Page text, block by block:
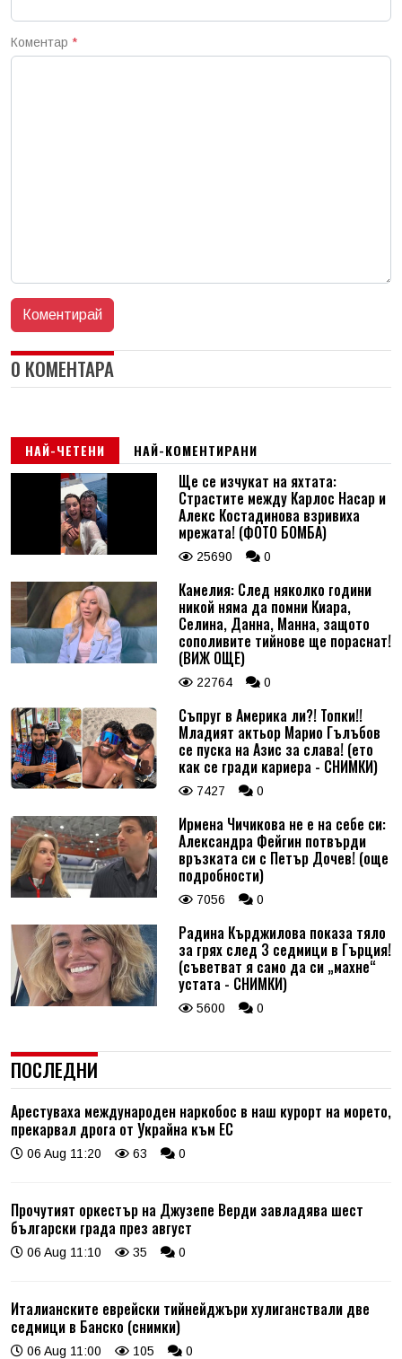
Коментар *
0 КОМЕНТАРА
НАЙ-ЧЕТЕНИ НАЙ-КОМЕНТИРАНИ
Ще се изчукат на яхтата:
Страстите между Карлос Насар и
Алекс Костадинова взривиха
мрежата! (ФОТО БОМБА)
25690 0
Камелия: След няколко години
никой няма да помни Киара,
Селина, Данна, Манна, защото
сополивите тийнове ще пораснат!
(ВИЖ ОЩЕ)
22764 0
Съпруг в Америка ли?! Топки!!
Младият актьор Марио Гълъбов
се пуска на Азис за слава! (ето
как се гради кариера - СНИМКИ)
7427 0
Ирмена Чичикова не е на себе си:
Александра Фейгин потвърди
връзката си с Петър Дочев! (още
подробности)
7056 0
Радина Кърджилова показа тяло
за грях след 3 седмици в Гърция!
(съветват я само да си „махне“
устата - СНИМКИ)
5600 0
ПОСЛЕДНИ
Арестуваха международен наркобос в наш курорт на морето,
прекарвал дрога от Украйна към ЕС
06 Aug 11:20 63 0
Прочутият оркестър на Джузепе Верди завладява шест
български града през август
06 Aug 11:10 35 0
Италианските еврейски тийнейджъри хулиганствали две
седмици в Банско (снимки)
06 Aug 11:00 105 0